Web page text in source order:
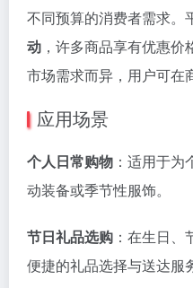
不同预算的消费者需求。
动 ，许多商品享有优惠
市场需求而异，用户可在
应用场景
个人日常购物 ：适用于
动装备或季节性服饰。
节日礼品选购 ：在生日
便捷的礼品选择与送达服